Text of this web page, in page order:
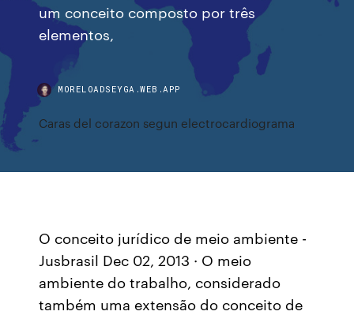
um conceito composto por três
elementos,
MORELOADSEYGA.WEB.APP
Caras del corazon segun electrocardiograma
O conceito jurídico de meio ambiente -
Jusbrasil Dec 02, 2013 · O meio
ambiente do trabalho, considerado
também uma extensão do conceito de